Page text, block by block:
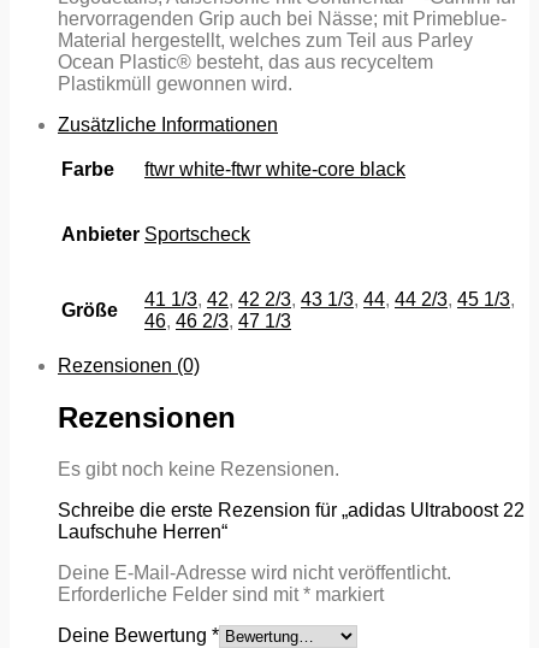
hervorragenden Grip auch bei Nässe; mit Primeblue-
Material hergestellt, welches zum Teil aus Parley
Ocean Plastic® besteht, das aus recyceltem
Plastikmüll gewonnen wird.
Zusätzliche Informationen
Farbe ftwr white-ftwr white-core black
Anbieter Sportscheck
Größe
41 1/3, 42, 42 2/3, 43 1/3, 44, 44 2/3, 45 1/3,
46, 46 2/3, 47 1/3
Rezensionen (0)
Rezensionen
Es gibt noch keine Rezensionen.
Schreibe die erste Rezension für „adidas Ultraboost 22
Laufschuhe Herren“
Deine E-Mail-Adresse wird nicht veröffentlicht.
Erforderliche Felder sind mit* markiert
Deine Bewertung *